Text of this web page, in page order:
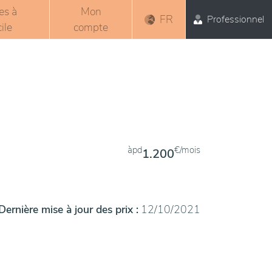
à
Mon
compte
FR Professionnel
àpd1.200€/mois
mise à jour des prix : 12/10/2021